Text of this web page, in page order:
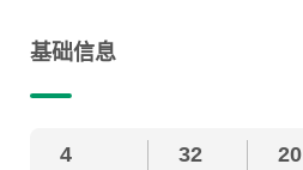
基础信息
4 32 20